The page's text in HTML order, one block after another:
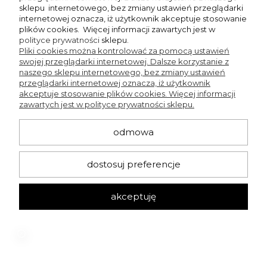
nakładkom możesz szybko zmienić sandałki w obuwie z
zamkniętym przodem. Ponadto po każdym treningu przetrzyj
szpilki miękką, wilgotną ściereczką, aby usunąć kurz i resztki
magnezji. Przechowuj je w osobnym woreczku lub pudełku.
Najczęściej zadawane pytania
Na co zwrócić uwagę przy wyborze szpilek do pole
dance?
Szpilki do pole dance zapewniają każdej tancerce, niezależnie
podczas wykonywania obrotów, przejść i figur. Buty zabierane na
treningi powinny być przede wszystkim wygodne i odporne na
do tańca na rurze z obcasem o wysokości 6 lub 7 cali, a tym
bardziej doświadczonym – z obcasem mierzącym 8 i 9 cali.
sklepu internetowego, bez zmiany ustawień przeglądarki
internetowej oznacza, iż użytkownik akceptuje stosowanie
plików cookies. Więcej informacji zawartych jest w
polityce prywatności sklepu.
Pliki cookies można kontrolować za pomocą ustawień
swojej przeglądarki internetowej. Dalsze korzystanie z
naszego sklepu internetowego, bez zmiany ustawień
przeglądarki internetowej oznacza, iż użytkownik
akceptuje stosowanie plików cookies. Więcej informacji
zawartych jest w polityce prywatności sklepu.
odmowa
dostosuj preferencje
akceptuję